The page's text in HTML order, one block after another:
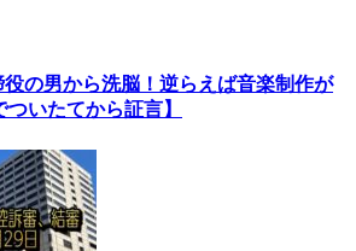
役の男から洗脳！逆らえば音楽制作が
いたてから証言】